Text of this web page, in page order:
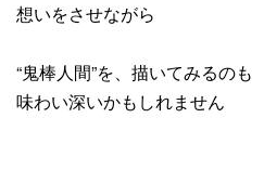
想いをさせながら
“鬼棒人間”を、描いてみるのも
味わい深いかもしれません